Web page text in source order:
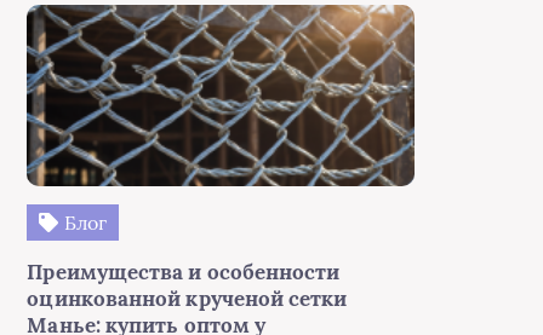
Блог
Преимущества и особенности
оцинкованной крученой сетки
Манье: купить оптом у